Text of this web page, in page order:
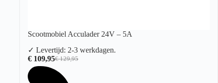
Scootmobiel Acculader 24V – 5A
✓ Levertijd: 2-3 werkdagen.
€129,95
Oorspronkelijke
prijs
was:
€ 109,95Huidige
prijs